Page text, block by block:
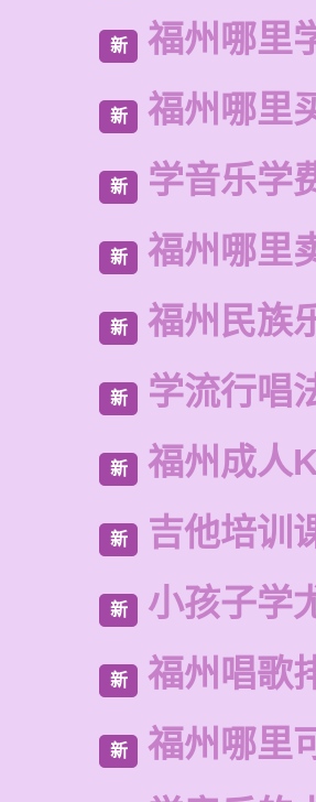
新 福州哪里
新 福州哪里
新 学音乐学
新 福州哪里
新 福州民族
新 学流行唱
新 福州成人
新 吉他培训
新 小孩子学
新 福州唱歌
新
福州哪里